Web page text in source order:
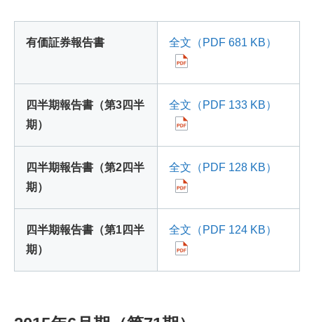
有価証券報告書 全文（PDF 681 KB）
四半期報告書（第3四半
期）
全文（PDF 133 KB）
四半期報告書（第2四半
期）
全文（PDF 128 KB）
四半期報告書（第1四半
期）
全文（PDF 124 KB）